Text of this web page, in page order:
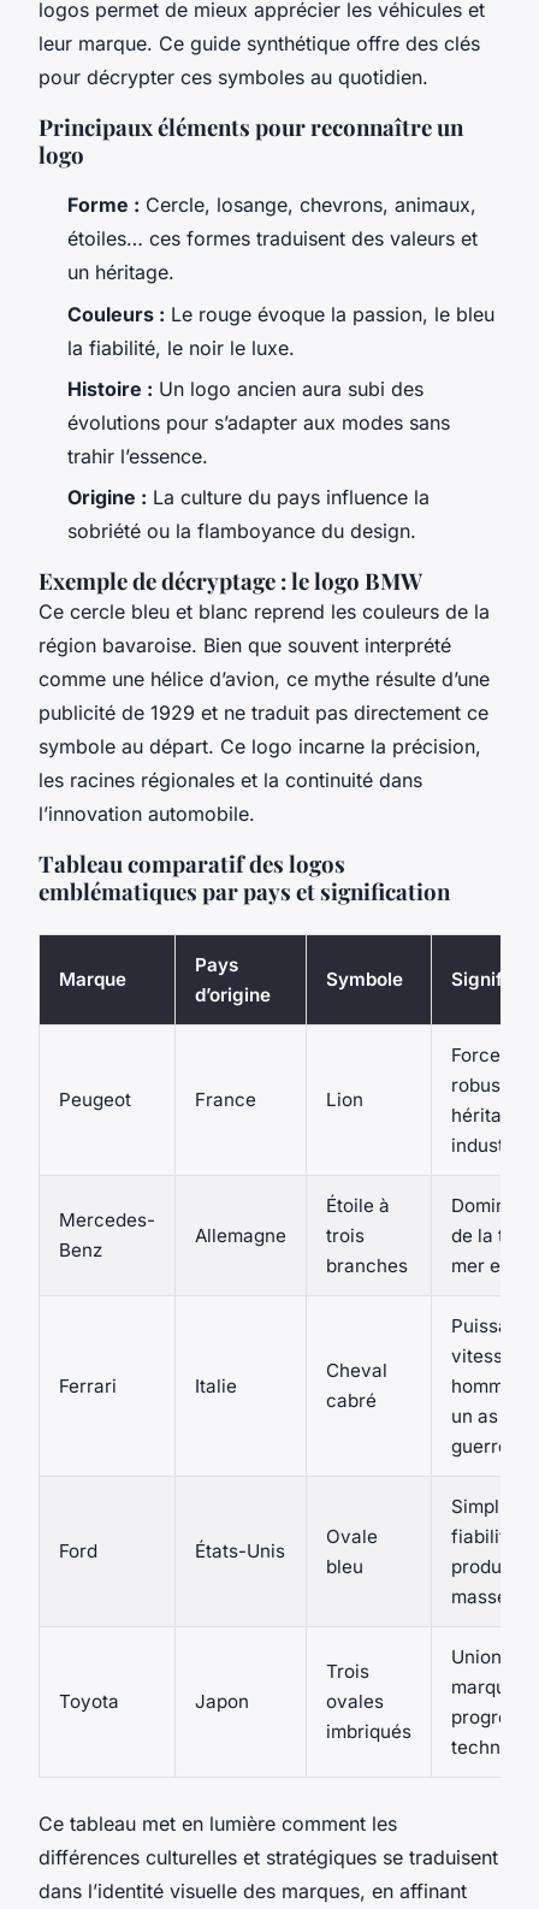
logos permet de mieux apprécier les véhicules et
leur marque. Ce guide synthétique offre des clés
pour décrypter ces symboles au quotidien.
Principaux éléments pour reconnaître un
logo
Forme : Cercle, losange, chevrons, animaux,
étoiles… ces formes traduisent des valeurs et
un héritage.
Couleurs : Le rouge évoque la passion, le bleu
la fiabilité, le noir le luxe.
Histoire : Un logo ancien aura subi des
évolutions pour s’adapter aux modes sans
trahir l’essence.
Origine : La culture du pays influence la
sobriété ou la flamboyance du design.
Exemple de décryptage : le logo BMW
Ce cercle bleu et blanc reprend les couleurs de la
région bavaroise. Bien que souvent interprété
comme une hélice d’avion, ce mythe résulte d’une
publicité de 1929 et ne traduit pas directement ce
symbole au départ. Ce logo incarne la précision,
les racines régionales et la continuité dans
l’innovation automobile.
Tableau comparatif des logos
emblématiques par pays et signification
Marque
Pays
d’origine
Symbole
Peugeot France Lion
Force,
héritage
industriel
Mercedes-
Benz
Allemagne
Étoile à
trois
branches
de la
mer et
Ferrari Italie
Cheval
cabré
vitesse,
un as de
guerre
Ford États-Unis
Ovale
bleu
fiabilité,
masse
Toyota Japon
Trois
ovales
imbriqués
Union
marque,
Ce tableau met en lumière comment les
différences culturelles et stratégiques se traduisent
dans l’identité visuelle des marques, en affinant